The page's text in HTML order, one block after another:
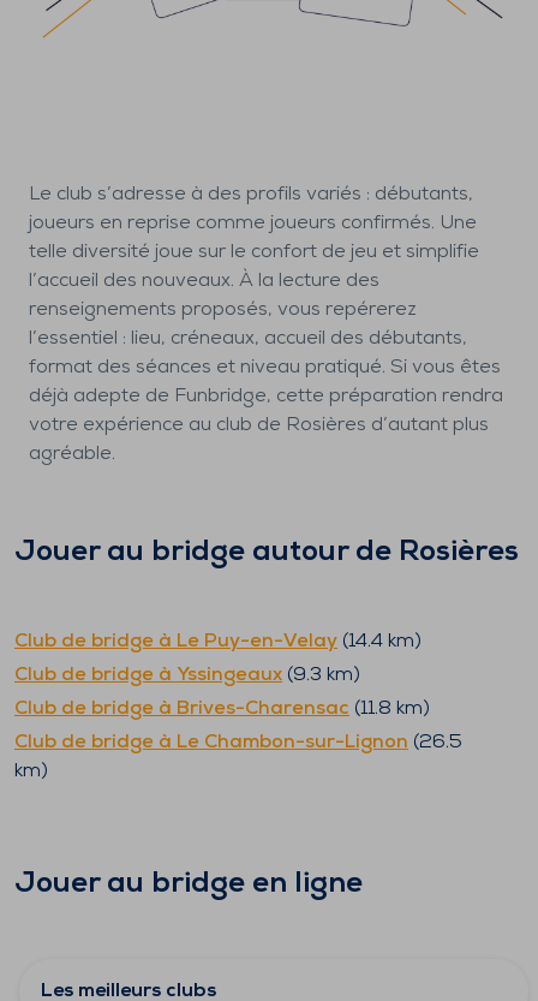
Le club s’adresse à des profils variés : débutants,
joueurs en reprise comme joueurs confirmés. Une
telle diversité joue sur le confort de jeu et simplifie
l’accueil des nouveaux. À la lecture des
renseignements proposés, vous repérerez
l’essentiel : lieu, créneaux, accueil des débutants,
format des séances et niveau pratiqué. Si vous êtes
déjà adepte de Funbridge, cette préparation rendra
votre expérience au club de Rosières d’autant plus
agréable.
Jouer au bridge autour de Rosières
Club de bridge à Le Puy-en-Velay (14.4 km)
Club de bridge à Yssingeaux (9.3 km)
Club de bridge à Brives-Charensac (11.8 km)
Club de bridge à Le Chambon-sur-Lignon (26.5
km)
Jouer au bridge en ligne
Les meilleurs clubs